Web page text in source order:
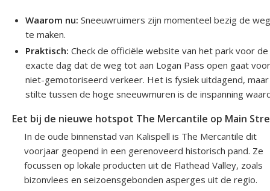
Waarom nu: Sneeuwruimers zijn momenteel bezig de
te maken.
Praktisch: Check de officiële website van het park voor de
exacte dag dat de weg tot aan Logan Pass open gaat
niet-gemotoriseerd verkeer. Het is fysiek uitdagend,
stilte tussen de hoge sneeuwmuren is de inspanning
Eet bij de nieuwe hotspot The Mercantile op Main
In de oude binnenstad van Kalispell is The Mercantile dit
voorjaar geopend in een gerenoveerd historisch pand. Ze
focussen op lokale producten uit de Flathead Valley, zoals
bizonvlees en seizoensgebonden asperges uit de regio.